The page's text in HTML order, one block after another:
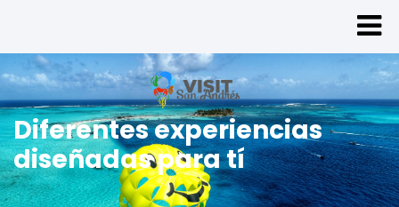
Diferentes experiencias
diseñadas para tí